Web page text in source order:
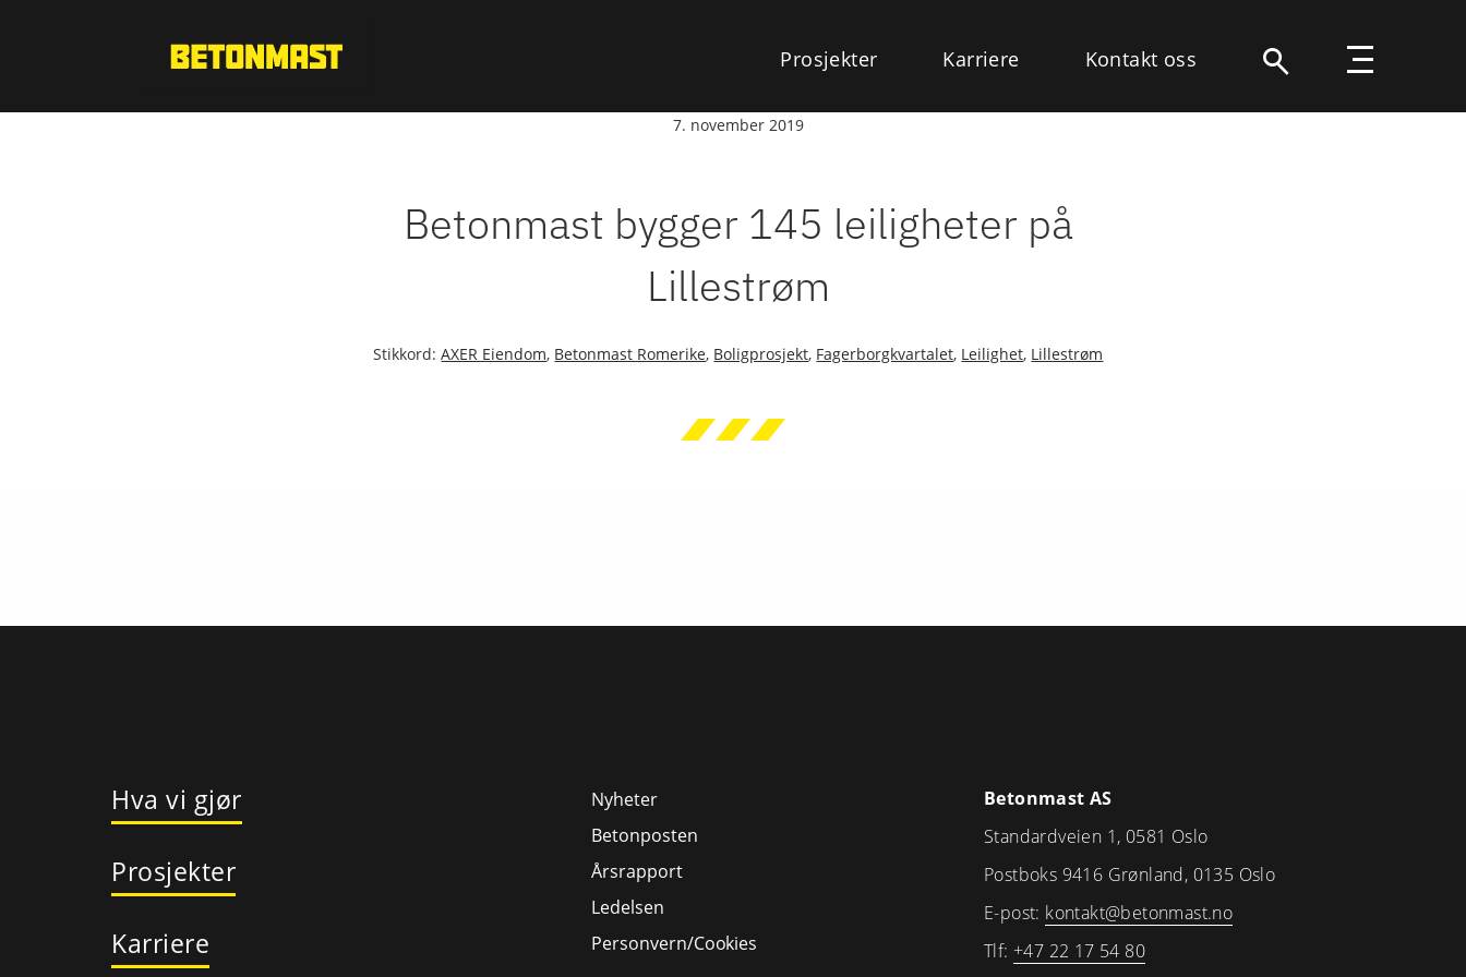
Prosjekter Karriere Kontakt oss
7. november 2019
Betonmast bygger 145 leiligheter på
Lillestrøm
Stikkord:AXER Eiendom, Betonmast Romerike, Boligprosjekt, Fagerborgkvartalet, Leilighet, Lillestrøm
Hva vi gjør
Prosjekter
Karriere
Nyheter
Betonposten
Årsrapport
Ledelsen
Personvern/Cookies
Betonmast AS
Standardveien 1, 0581 Oslo
Postboks 9416 Grønland, 0135 Oslo
E-post: kontakt@betonmast.no
Tlf: +47 22 17 54 80